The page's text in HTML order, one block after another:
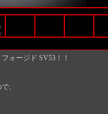
ォージド SV53！！
、